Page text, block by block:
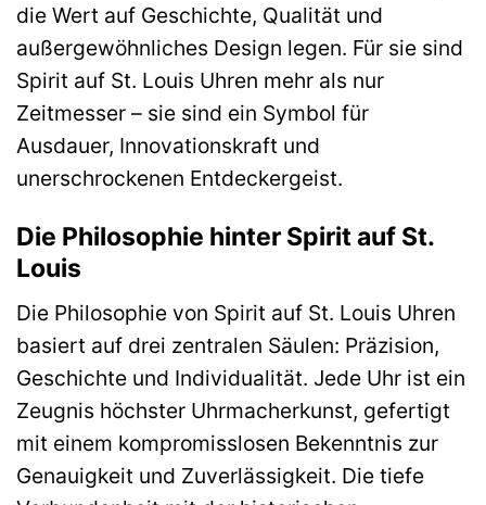
die Wert auf Geschichte, Qualität und
außergewöhnliches Design legen. Für sie sind
Spirit auf St. Louis Uhren mehr als nur
Zeitmesser – sie sind ein Symbol für
Ausdauer, Innovationskraft und
unerschrockenen Entdeckergeist.
Die Philosophie hinter Spirit auf St.
Louis
Die Philosophie von Spirit auf St. Louis Uhren
basiert auf drei zentralen Säulen: Präzision,
Geschichte und Individualität. Jede Uhr ist ein
Zeugnis höchster Uhrmacherkunst, gefertigt
mit einem kompromisslosen Bekenntnis zur
Genauigkeit und Zuverlässigkeit. Die tiefe